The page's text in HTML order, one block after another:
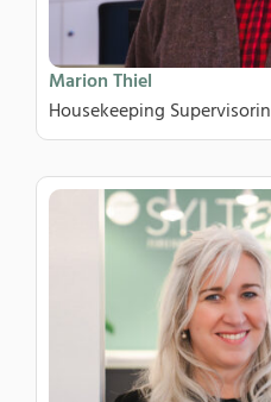
Marion Thiel
Housekeeping Supervisorin